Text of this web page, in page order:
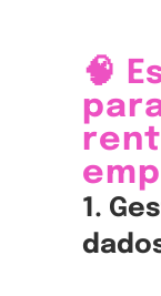
🧠
1.